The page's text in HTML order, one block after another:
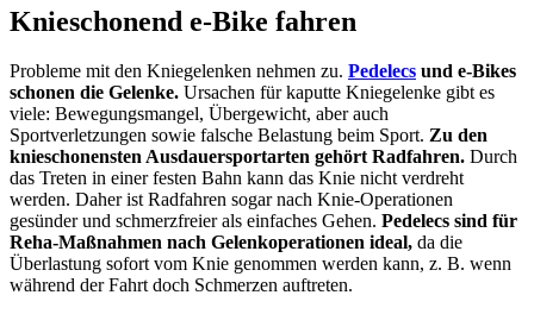
Knieschonend e-Bike fahren
Probleme mit den Kniegelenken nehmen zu. Pedelecs und e-Bikes
schonen die Gelenke. Ursachen für kaputte Kniegelenke gibt es
viele: Bewegungsmangel, Übergewicht, aber auch
Sportverletzungen sowie falsche Belastung beim Sport. Zu den
knieschonensten Ausdauersportarten gehört Radfahren. Durch
das Treten in einer festen Bahn kann das Knie nicht verdreht
werden. Daher ist Radfahren sogar nach Knie-Operationen
gesünder und schmerzfreier als einfaches Gehen. Pedelecs sind für
Reha-Maßnahmen nach Gelenkoperationen ideal, da die
Überlastung sofort vom Knie genommen werden kann, z. B. wenn
während der Fahrt doch Schmerzen auftreten.